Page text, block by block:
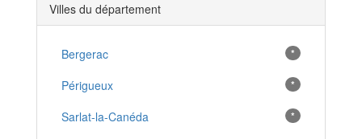
Villes du département
Bergerac *
Périgueux *
Sarlat-la-Canéda *